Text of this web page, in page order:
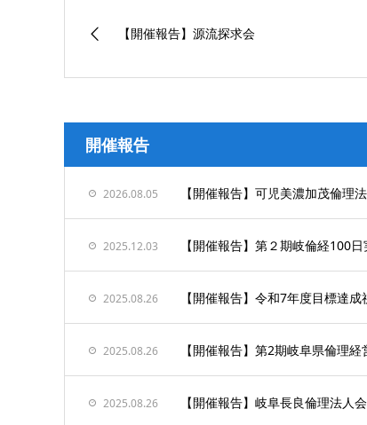
【開催報告】源流探求会
開催報告
2026.08.05 【開催報告】可児美濃加茂倫理
2025.12.03 【開催報告】第２期岐倫経100
2025.08.26 【開催報告】令和7年度目標達成
2025.08.26 【開催報告】第2期岐阜県倫理
2025.08.26 【開催報告】岐阜長良倫理法人